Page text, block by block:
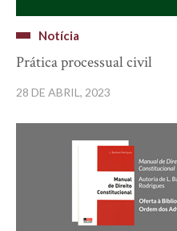
Notícia
Prática processual civil
28 DE ABRIL, 2023